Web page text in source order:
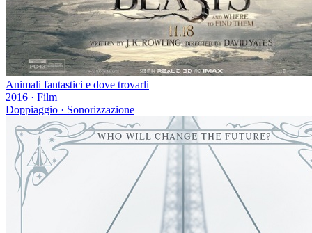
Animali fantastici e dove trovarli
2016 · Film
Doppiaggio · Sonorizzazione